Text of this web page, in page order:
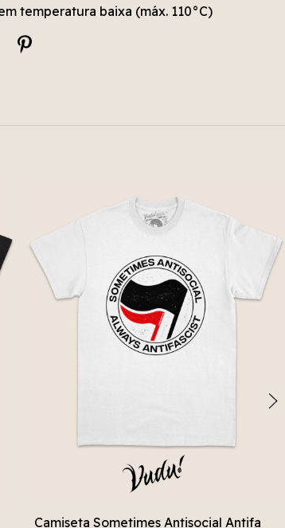
temperatura baixa (máx. 110°C)
Camiseta Sometimes Antisocial Antifa